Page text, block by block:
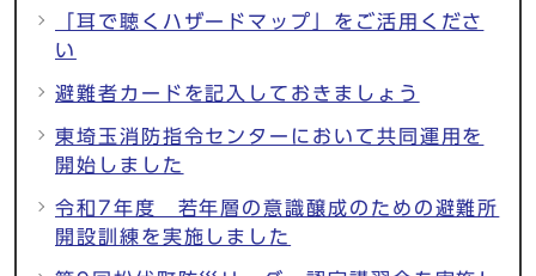
「耳で聴くハザードマップ」をご活用くださ
い
避難者カードを記入しておきましょう
東埼玉消防指令センターにおいて共同運用を
開始しました
令和7年度 若年層の意識醸成のための避難所
開設訓練を実施しました